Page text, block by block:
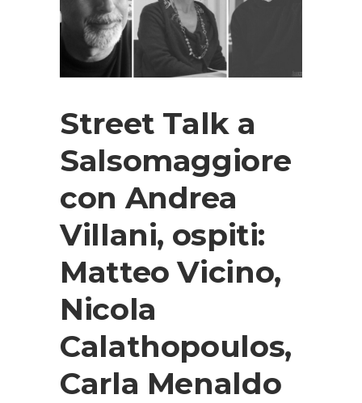
Street Talk a
Salsomaggiore
con Andrea
Villani, ospiti:
Matteo Vicino,
Nicola
Calathopoulos,
Carla Menaldo